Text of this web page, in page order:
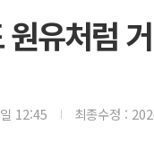
원유처럼
12:45 최종수정 :